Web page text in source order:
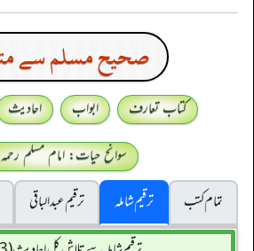
صحيح مسلم سے
کتاب تعارف ابواب احادیث
سوانح حیات: امام مسلم رحمہ
تمام کتب
ترقیم شاملہ ترقيم عبدالباقی